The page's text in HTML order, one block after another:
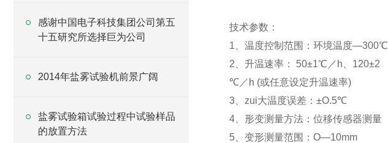
感谢中国电子科技集团公司第五
十五研究所选择巨为公司
2014年盐雾试验机前景广阔
盐雾试验箱试验过程中试验样品
的放置方法
技术参数：
1、温度控制范围：环境温度—300℃
2、升温速率： 50±1℃／h、120±2
℃／h (或任意设定升温速率)
3、zui大温度误差：±O.5℃
4、形变测量方法：位移传感器测量
5、变形测量范围：O—10mm